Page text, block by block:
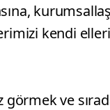
kendi
görmek ve